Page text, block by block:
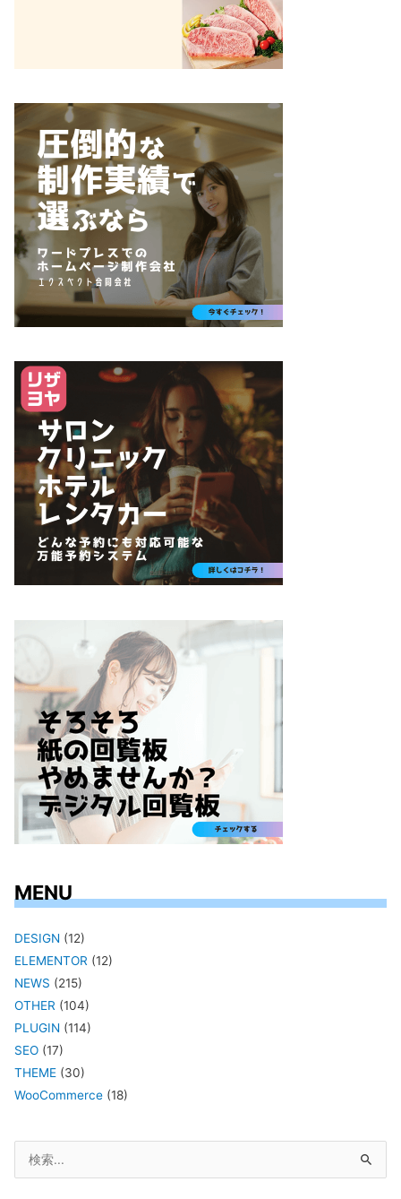
MENU
DESIGN (12)
ELEMENTOR (12)
NEWS (215)
OTHER (104)
PLUGIN (114)
SEO (17)
THEME (30)
WooCommerce (18)